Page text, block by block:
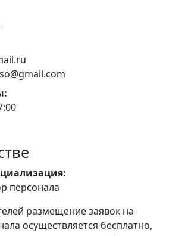
персонала
размещение заявок на
осуществляется бесплатно,